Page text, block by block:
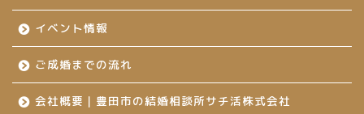
イベント情報
ご成婚までの流れ
会社概要｜豊田市の結婚相談所サチ活株式会社